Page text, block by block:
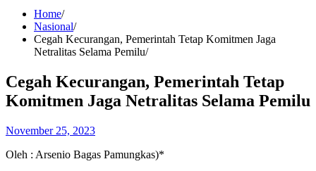
Home
Nasional
Cegah Kecurangan, Pemerintah Tetap Komitmen Jaga
Netralitas Selama Pemilu
Cegah Kecurangan, Pemerintah Tetap
Komitmen Jaga Netralitas Selama Pemilu
November 25, 2023
Oleh : Arsenio Bagas Pamungkas)*